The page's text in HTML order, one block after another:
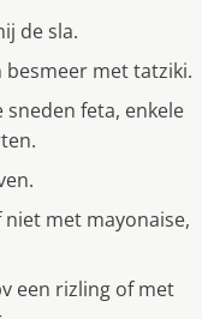
de sla.
met tatziki.
sneden feta, enkele
met mayonaise,
een rizling of met